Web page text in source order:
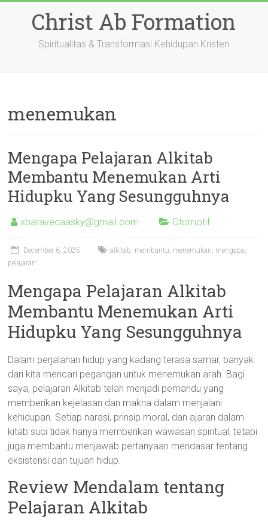
Christ Ab Formation
Spiritualitas & Transformasi Kehidupan Kristen
menemukan
Mengapa Pelajaran Alkitab
Membantu Menemukan Arti
Hidupku Yang Sesungguhnya
xbaravecaasky@gmail.com Otomotif
December 6, 2025 alkitab, membantu, menemukan, mengapa,
pelajaran
Mengapa Pelajaran Alkitab
Membantu Menemukan Arti
Hidupku Yang Sesungguhnya
Dalam perjalanan hidup yang kadang terasa samar, banyak
dari kita mencari pegangan untuk menemukan arah. Bagi
saya, pelajaran Alkitab telah menjadi pemandu yang
memberikan kejelasan dan makna dalam menjalani
kehidupan. Setiap narasi, prinsip moral, dan ajaran dalam
kitab suci tidak hanya memberikan wawasan spiritual, tetapi
juga membantu menjawab pertanyaan mendasar tentang
eksistensi dan tujuan hidup.
Review Mendalam tentang
Pelajaran Alkitab